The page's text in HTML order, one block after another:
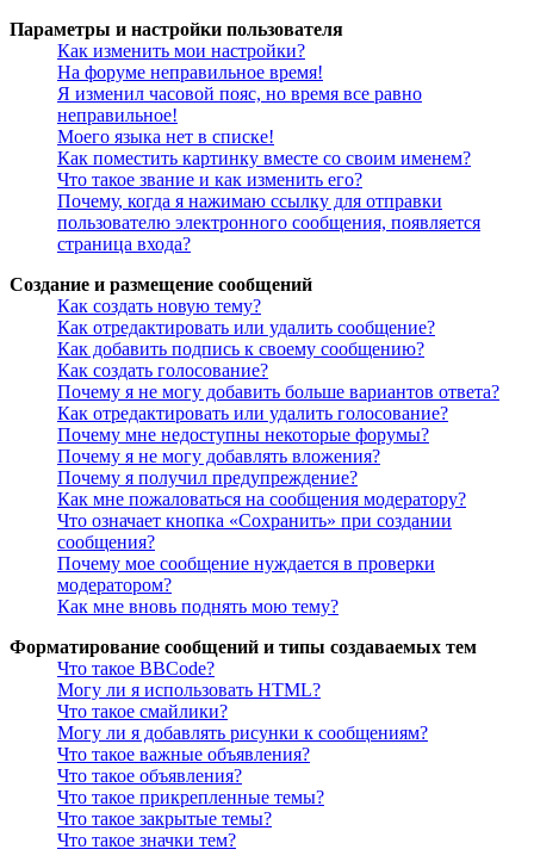
Параметры и настройки пользователя
Как изменить мои настройки?
На форуме неправильное время!
Я изменил часовой пояс, но время все равно
неправильное!
Моего языка нет в списке!
Как поместить картинку вместе со своим именем?
Что такое звание и как изменить его?
Почему, когда я нажимаю ссылку для отправки
пользователю электронного сообщения, появляется
страница входа?
Создание и размещение сообщений
Как создать новую тему?
Как отредактировать или удалить сообщение?
Как добавить подпись к своему сообщению?
Как создать голосование?
Почему я не могу добавить больше вариантов ответа?
Как отредактировать или удалить голосование?
Почему мне недоступны некоторые форумы?
Почему я не могу добавлять вложения?
Почему я получил предупреждение?
Как мне пожаловаться на сообщения модератору?
Что означает кнопка «Сохранить» при создании
сообщения?
Почему мое сообщение нуждается в проверки
модератором?
Как мне вновь поднять мою тему?
Форматирование сообщений и типы создаваемых тем
Что такое BBCode?
Могу ли я использовать HTML?
Что такое смайлики?
Могу ли я добавлять рисунки к сообщениям?
Что такое важные объявления?
Что такое объявления?
Что такое прикрепленные темы?
Что такое закрытые темы?
Что такое значки тем?